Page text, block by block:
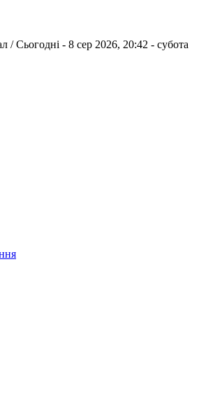
/Сьогодні - 8 сер 2026, 20:42 - субота